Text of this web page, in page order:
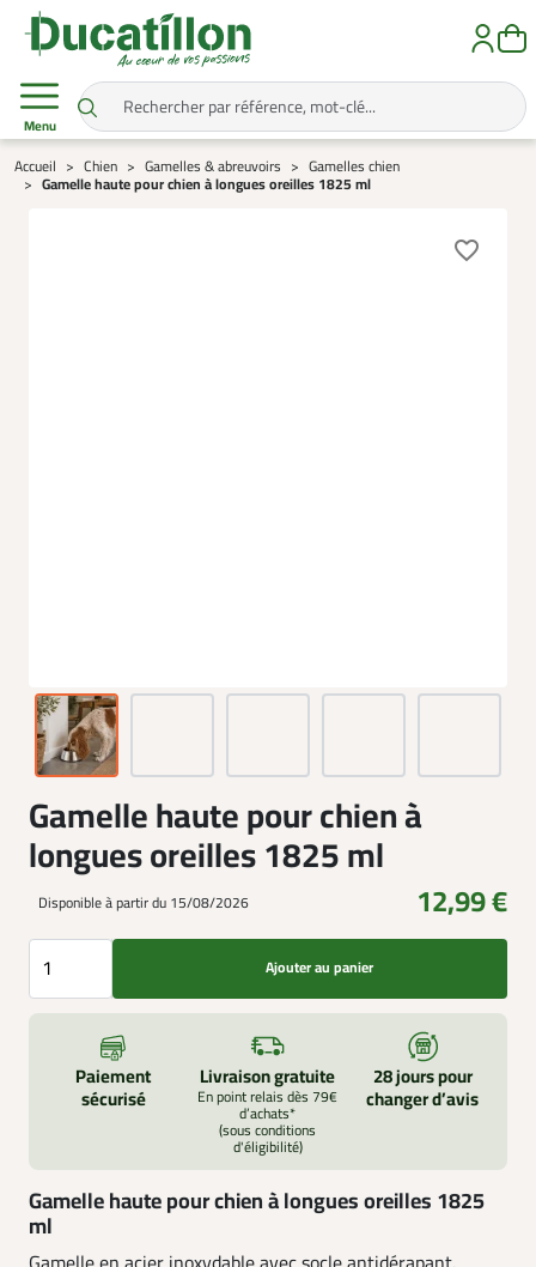
Menu
Accueil Chien Gamelles & abreuvoirs Gamelles chien
Gamelle haute pour chien à longues oreilles 1825 ml
favorite_border
Gamelle haute pour chien à
longues oreilles 1825 ml
Disponible à partir du 15/08/2026 12,99 €
Ajouter au panier
Paiement
sécurisé
Livraison gratuite
En point relais dès 79€
d’achats*
(sous conditions
d'éligibilité)
28 jours pour
changer d’avis
Gamelle haute pour chien à longues oreilles 1825
ml